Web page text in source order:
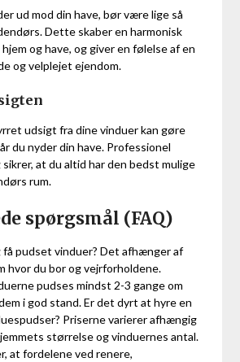
ud mod din have, bør være lige så
Dette skaber en harmonisk
og have, og giver en følelse af en
og velplejet ejendom.
udsigt fra dine vinduer kan gøre
du nyder din have. Professionel
at du altid har den bedst mulige
rum.
spørgsmål (FAQ)
pudset vinduer? Det afhænger af
hvor du bor og vejrforholdene.
pudses mindst 2-3 gange om
i god stand. Er det dyrt at hyre en
Priserne varierer afhængig
størrelse og vinduernes antal.
at fordelene ved renere,